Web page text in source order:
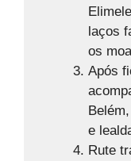
laços
os
Após
e
Rute